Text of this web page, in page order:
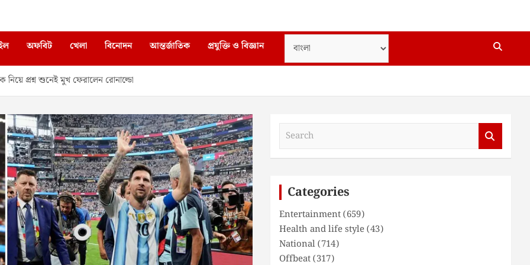
অফবিট খেলা বিনোদন আন্তর্জাতিক প্রযুক্তি ও বিজ্ঞান
প্রশ্ন শুনেই মুখ ফেরালেন রোনাল্ডো
Categories
Entertainment(659)
Health and life style(43)
National(714)
Offbeat(317)